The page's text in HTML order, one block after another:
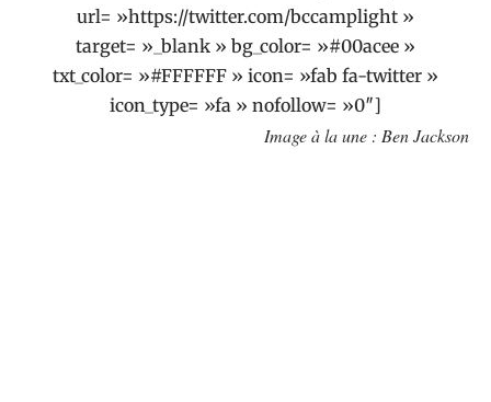
url= »https://twitter.com/bccamplight »
target= »_blank » bg_color= »#00acee »
txt_color= »#FFFFFF » icon= »fab fa-twitter »
icon_type= »fa » nofollow= »0″]
Image à la une : Ben Jackson